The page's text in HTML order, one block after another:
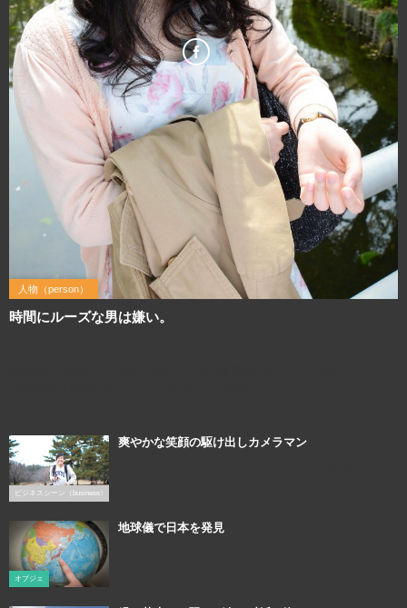
人物（person）
時間にルーズな男は嫌い。
ビジネスシーン（business）
爽やかな笑顔の駆け出しカメラマン
オブジェ
地球儀で日本を発見